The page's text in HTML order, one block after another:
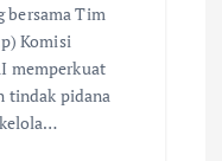
bersama Tim
Komisi
memperkuat
tindak pidana